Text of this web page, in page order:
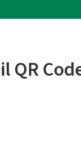
QR